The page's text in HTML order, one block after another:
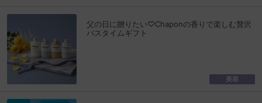
父の日に贈りたい♡Chaponの香りで楽しむ贅沢
バスタイムギフト
美容